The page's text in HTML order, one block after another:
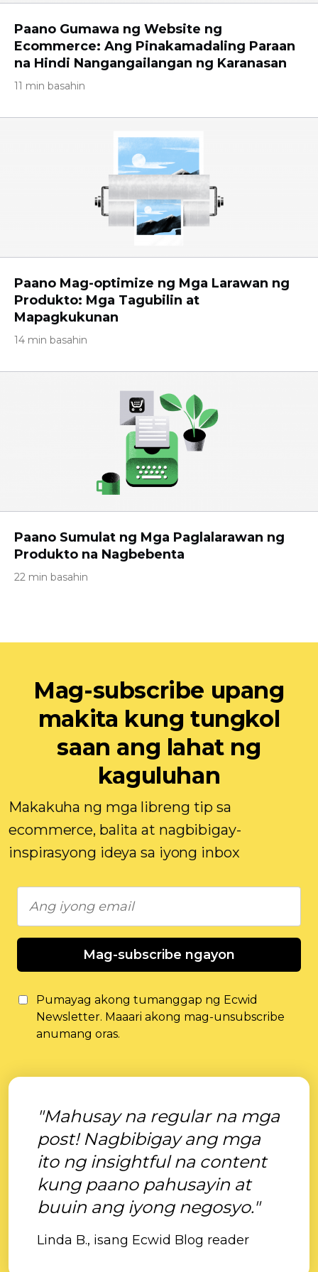
Paano Gumawa ng Website ng
Ecommerce: Ang Pinakamadaling Paraan
na Hindi Nangangailangan ng Karanasan
11 min basahin
Paano Mag-optimize ng Mga Larawan ng
Produkto: Mga Tagubilin at
Mapagkukunan
14 min basahin
Paano Sumulat ng Mga Paglalarawan ng
Produkto na Nagbebenta
22 min basahin
Mag-subscribe upang
makita kung tungkol
saan ang lahat ng
kaguluhan
Makakuha ng mga libreng tip sa
ecommerce, balita at nagbibigay-
inspirasyong ideya sa iyong inbox
Mag-subscribe ngayon
Pumayag akong tumanggap ng Ecwid
Newsletter. Maaari akong mag-unsubscribe
anumang oras.
"Mahusay na regular na mga
post! Nagbibigay ang mga
ito ng insightful na content
kung paano pahusayin at
buuin ang iyong negosyo."
Linda B., isang Ecwid Blog reader